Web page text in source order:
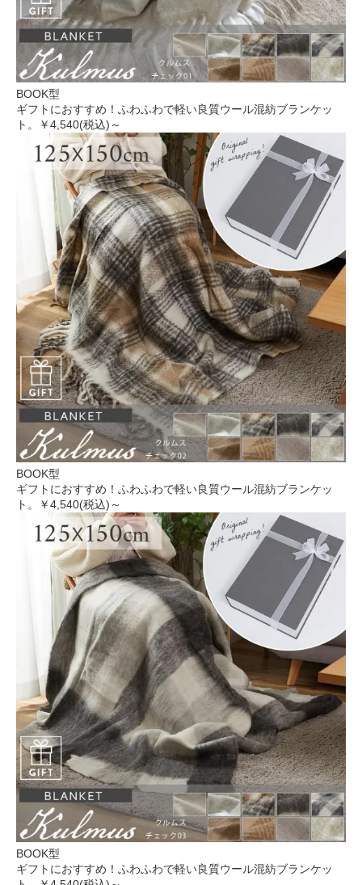
BOOK型
ギフトにおすすめ！ふわふわで軽い良質ウール混紡ブランケッ
ト。
￥4,540(税込)～
BOOK型
ギフトにおすすめ！ふわふわで軽い良質ウール混紡ブランケッ
ト。
￥4,540(税込)～
BOOK型
ギフトにおすすめ！ふわふわで軽い良質ウール混紡ブランケッ